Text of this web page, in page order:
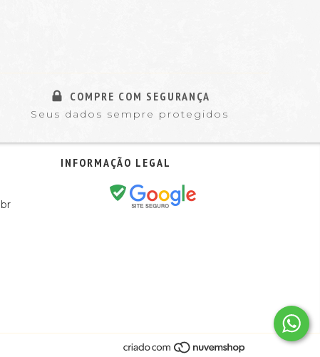
COMPRE COM SEGURANÇA
Seus dados sempre protegidos
INFORMAÇÃO LEGAL